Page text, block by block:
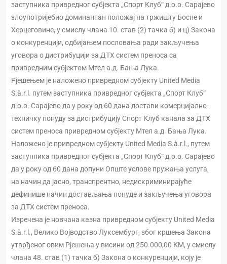
заступника привредног субјекта „Спорт Клуб“ д.о.о. Сарајево
злоупотријебио доминантан положај на тржишту Босне и
Херцеговине, у смислу члана 10. став (2) тачка б) и ц) Закона
о конкуренцији, одбијањем пословања ради закључења
уговора о дистрибуцији за ДТХ систем преноса са
привредним субјектом Мтел а.д. Бања Лука.
Рјешењем је наложено привредном субјекту United Media
S.à.r.l. путем заступника привредног субјекта „Спорт Клуб“
д.о.о. Сарајево да у року од 60 дана достави комерцијално-
техничку понуду за дистрибуцију Спорт Клуб канала за ДТХ
систем преноса привредном субјекту Мтел а.д. Бања Лука.
Наложено је привредном субјекту United Media S.à.r.l., путем
заступника привредног субјекта „Спорт Клуб“ д.о.о. Сарајево
да у року од 60 дана допуни Опште услове пружања услуга,
на начин да јасно, транспрентно, недискриминирајуће
дефинише начин достављања понуде и закључења уговора
за ДТХ систем преноса.
Изречена је новчана казна привредном субјекту United Media
S.à.r.l., Велико Војводство Луксембург, због кршења Закона
утврђеног овим Рјешења у висини од 250.000,00 КМ, у смислу
члана 48. став (1) тачка б) Закона о конкуренцији, коју је